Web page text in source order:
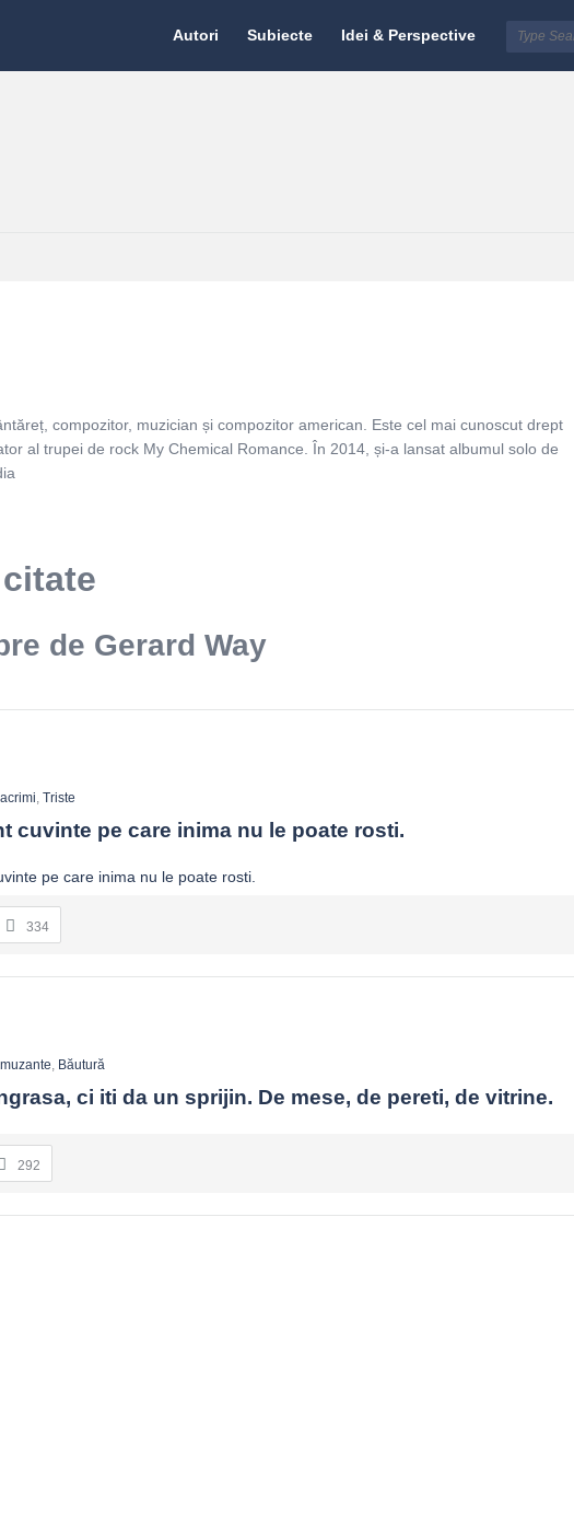
Citate.ro
Autori Subiecte Idei & Perspective
compozitor, muzician și compozitor american. Este cel mai cunoscut drept
al trupei de rock My Chemical Romance. În 2014, și-a lansat albumul solo de
de Gerard Way
, Triste
cuvinte pe care inima nu le poate rosti.
334
, Băutură
ci iti da un sprijin. De mese, de pereti, de vitrine.
292